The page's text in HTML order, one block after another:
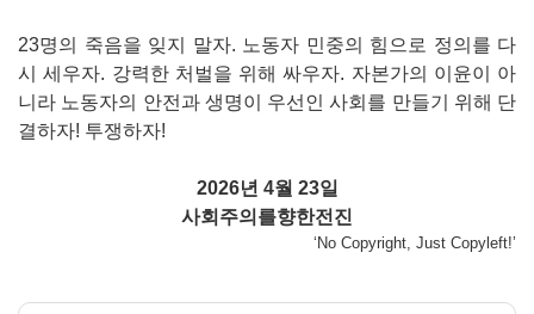
23명의 죽음을 잊지 말자. 노동자 민중의 힘으로 정의를 다
시 세우자. 강력한 처벌을 위해 싸우자. 자본가의 이윤이 아
니라 노동자의 안전과 생명이 우선인 사회를 만들기 위해 단
결하자! 투쟁하자!
2026년 4월 23일
사회주의를향한전진
‘No Copyright, Just Copyleft!’